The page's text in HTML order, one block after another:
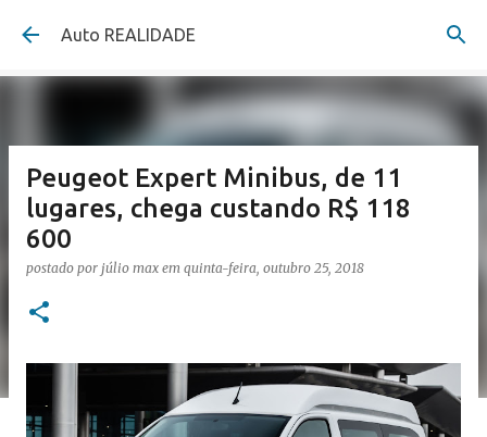
Pular para o conteúdo principal
Auto REALIDADE
Peugeot Expert Minibus, de 11
lugares, chega custando R$ 118
600
postado por júlio max em quinta-feira, outubro 25, 2018